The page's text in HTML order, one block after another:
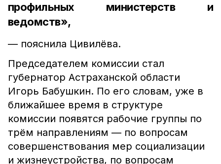
профильных министерств и
ведомств»,
— пояснила Цивилёва.
Председателем комиссии стал
губернатор Астраханской области
Игорь Бабушкин. По его словам, уже в
ближайшее время в структуре
комиссии появятся рабочие группы по
трём направлениям — по вопросам
совершенствования мер социализации
и жизнеустройства, по вопросам